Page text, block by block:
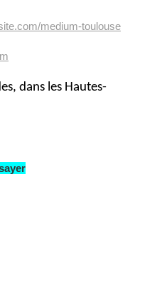
medium-toulouse
dans les Hautes-